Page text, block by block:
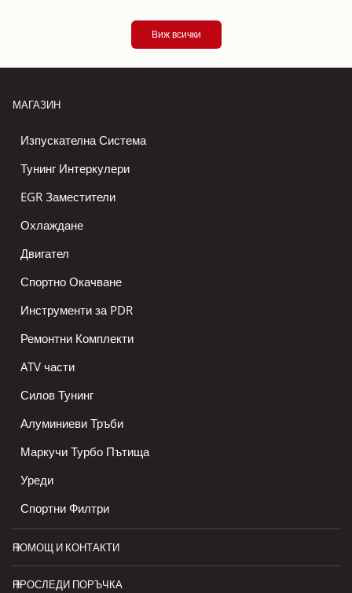
Виж всички
МАГАЗИН
Изпускателна Система
Тунинг Интеркулери
EGR Заместители
Охлаждане
Двигател
Спортно Окачване
Инструменти за PDR
Ремонтни Комплекти
ATV части
Силов Тунинг
Алуминиеви Тръби
Маркучи Турбо Пътища
Уреди
Спортни Филтри
ПОМОЩ И КОНТАКТИ
ПРОСЛЕДИ ПОРЪЧКА